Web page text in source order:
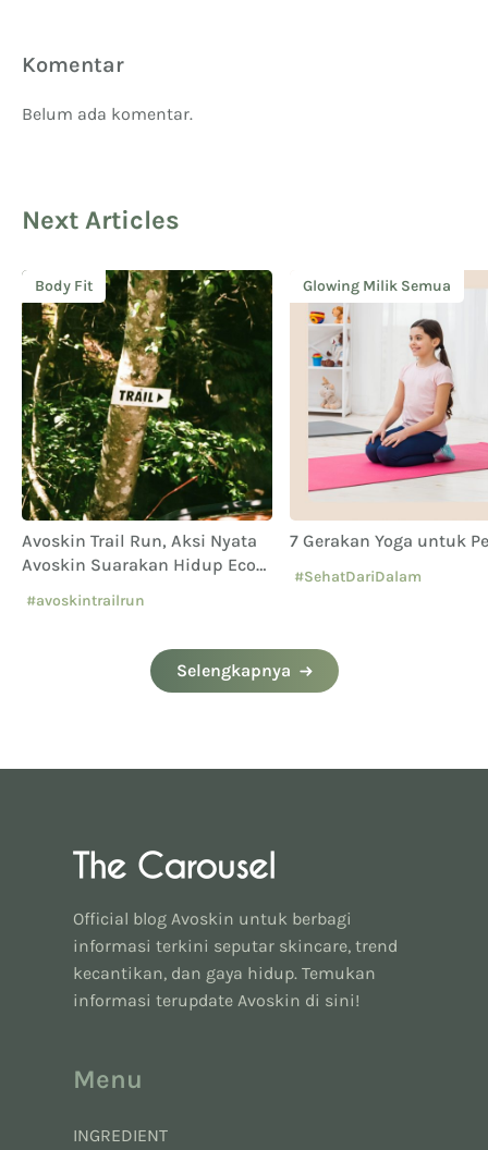
Komentar
Belum ada komentar.
Next Articles
Body Fit
Avoskin Trail Run, Aksi Nyata
Avoskin Suarakan Hidup Eco
#avoskintrailrun
Glowing Milik Semua
7 Gerakan Yoga untuk
#SehatDariDalam
Selengkapnya
Official blog Avoskin untuk berbagi
informasi terkini seputar skincare, trend
kecantikan, dan gaya hidup. Temukan
informasi terupdate Avoskin di sini!
Menu
INGREDIENT